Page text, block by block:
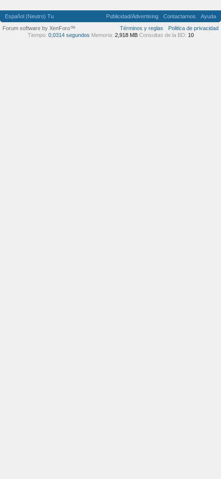
Español (Neutro) Tu Publicidad/Advertising Contactarnos
Ayuda
Términos y reglas
Politica de privacidad
Forum software by XenForo™
Tiempo: 0,0314 segundos Memoria: 2,918 MB Consultas de la BD: 10